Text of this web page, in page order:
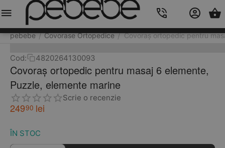
pebebe / Covorase Ortopedice / Covoraș ortopedic pentru
Cod: 4820264130093
Covoraș ortopedic pentru masaj 6 elemente,
Puzzle, elemente marine
Scrie o recenzie
24990 lei
ÎN STOC
Meniu Caută Cos